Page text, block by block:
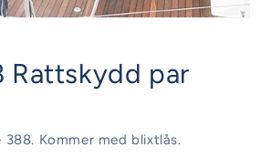
Rattskydd par
Kommer med blixtlås.